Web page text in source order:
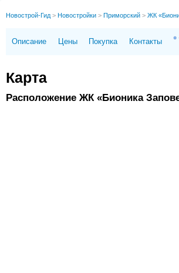
Новострой-Гид > Новостройки > Приморский > ЖК
Описание Цены Покупка Контакты
Карта
Расположение ЖК «Бионика